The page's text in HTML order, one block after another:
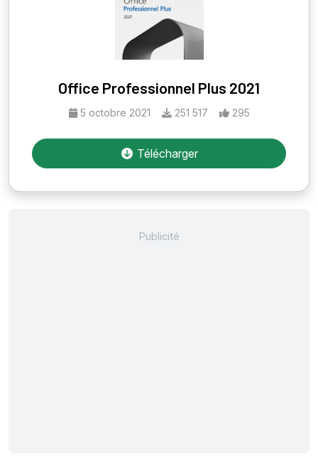
Office Professionnel Plus 2021
5 octobre 2021 251 517 295
Télécharger